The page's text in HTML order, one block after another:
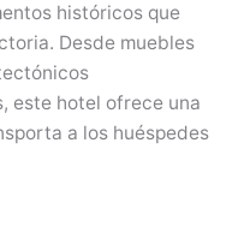
históricos que
Desde muebles
este hotel ofrece una
a los huéspedes